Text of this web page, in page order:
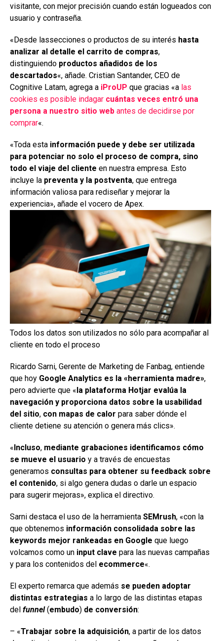
visitante, con mejor precisión cuando están logueados con
usuario y contraseña.
«Desde lassecciones o productos de su interés hasta
analizar al detalle el carrito de compras,
distinguiendo productos añadidos de los
descartados«, añade. Cristian Santander, CEO de
Cognitive Latam, agrega a iProUP que gracias «a las
cookies es posible indagar cuántas veces entró una
persona a nuestro sitio web antes de decidirse por
comprar«.
«Toda esta información puede y debe ser utilizada
para potenciar no solo el proceso de compra, sino
todo el viaje del cliente en nuestra empresa. Esto
incluye la preventa y la postventa, que entrega
información valiosa para rediseñar y mejorar la
experiencia», añade el vocero de Apex.
Todos los datos son utilizados no sólo para acompañar al
cliente en todo el proceso
Ricardo Sarni, Gerente de Marketing de Fanbag, entiende
que hoy Google Analytics es la «herramienta madre»,
pero advierte que «la plataforma Hotjar evalúa la
navegación y proporciona datos sobre la usabilidad
del sitio, con mapas de calor para saber dónde el
cliente detiene su atención o genera más clics».
«Incluso, mediante grabaciones identificamos cómo
se mueve el usuario y a través de encuestas
generamos consultas para obtener su feedback sobre
el contenido, si algo genera dudas o darle un espacio
para sugerir mejoras», explica el directivo.
Sarni destaca el uso de la herramienta SEMrush, «con la
que obtenemos información consolidada sobre las
keywords mejor rankeadas en Google que luego
volcamos como un input clave para las nuevas campañas
y para los contenidos del ecommerce«.
El experto remarca que además se pueden adoptar
distintas estrategias a lo largo de las distintas etapas
del funnel (embudo) de conversión:
– «Trabajar sobre la adquisición, a partir de los datos